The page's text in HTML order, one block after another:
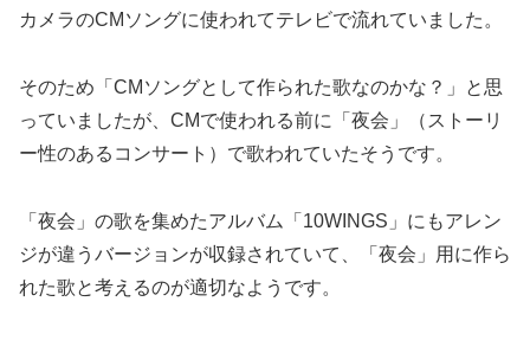
カメラのCMソングに使われてテレビで流れていました。
そのため「CMソングとして作られた歌なのかな？」と思
っていましたが、CMで使われる前に「夜会」（ストーリ
ー性のあるコンサート）で歌われていたそうです。
「夜会」の歌を集めたアルバム「10WINGS」にもアレン
ジが違うバージョンが収録されていて、「夜会」用に作ら
れた歌と考えるのが適切なようです。